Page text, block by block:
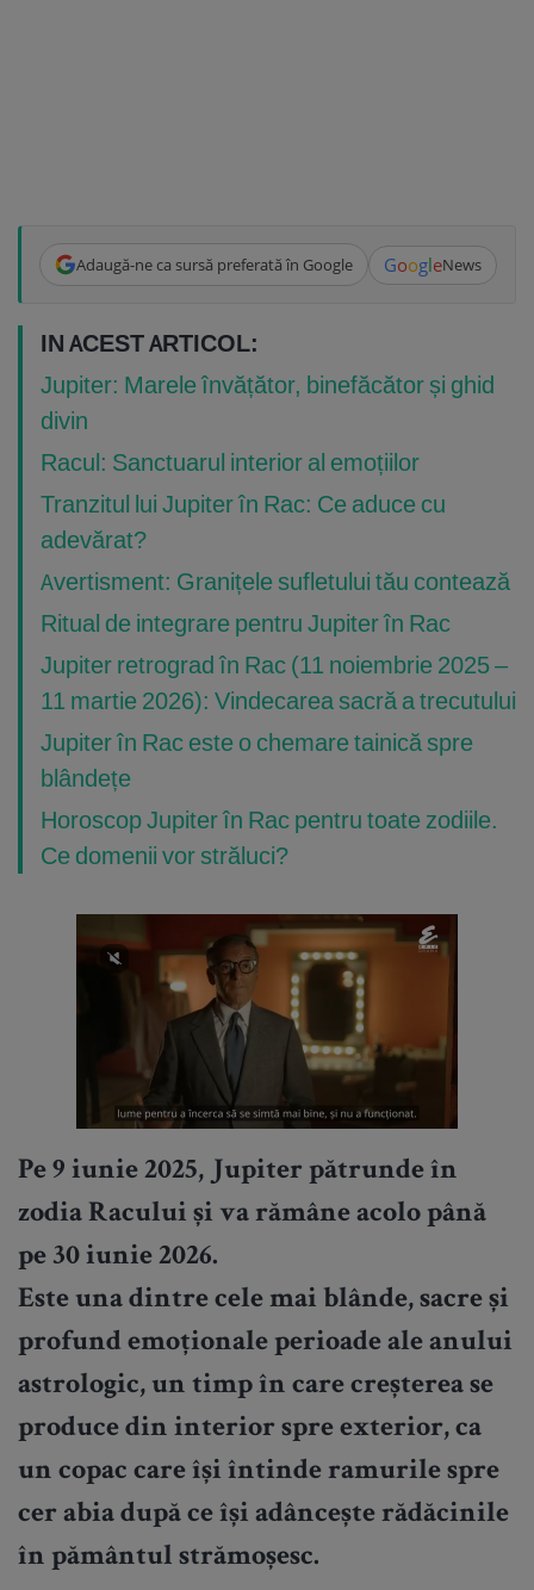
Adaugă-ne ca sursă preferată în Google GoogleNews
IN ACEST ARTICOL:
Jupiter: Marele învățător, binefăcător și ghid
divin
Racul: Sanctuarul interior al emoțiilor
Tranzitul lui Jupiter în Rac: Ce aduce cu
adevărat?
Avertisment: Granițele sufletului tău contează
Ritual de integrare pentru Jupiter în Rac
Jupiter retrograd în Rac (11 noiembrie 2025 –
11 martie 2026): Vindecarea sacră a trecutului
Jupiter în Rac este o chemare tainică spre
blândețe
Horoscop Jupiter în Rac pentru toate zodiile.
Ce domenii vor străluci?
Pe 9 iunie 2025, Jupiter pătrunde în
zodia Racului și va rămâne acolo până
pe 30 iunie 2026.
Este una dintre cele mai blânde, sacre și
profund emoționale perioade ale anului
astrologic, un timp în care creșterea se
produce din interior spre exterior, ca
un copac care își întinde ramurile spre
cer abia după ce își adâncește rădăcinile
în pământul strămoșesc.